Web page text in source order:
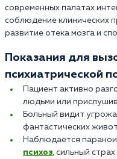
современных палатах
соблюдение клинических
развитие отека мозга и
Показания для
психиатрической
Пациент активно
людьми или
Больный видит
фантастических
Наблюдается
психоз, сильный